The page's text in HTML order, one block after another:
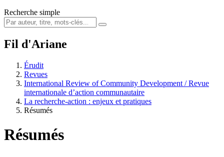
Recherche simple
Fil d'Ariane
Érudit
Revues
International Review of Community Development / Revue
internationale d’action communautaire
La recherche-action : enjeux et pratiques
Résumés
Résumés